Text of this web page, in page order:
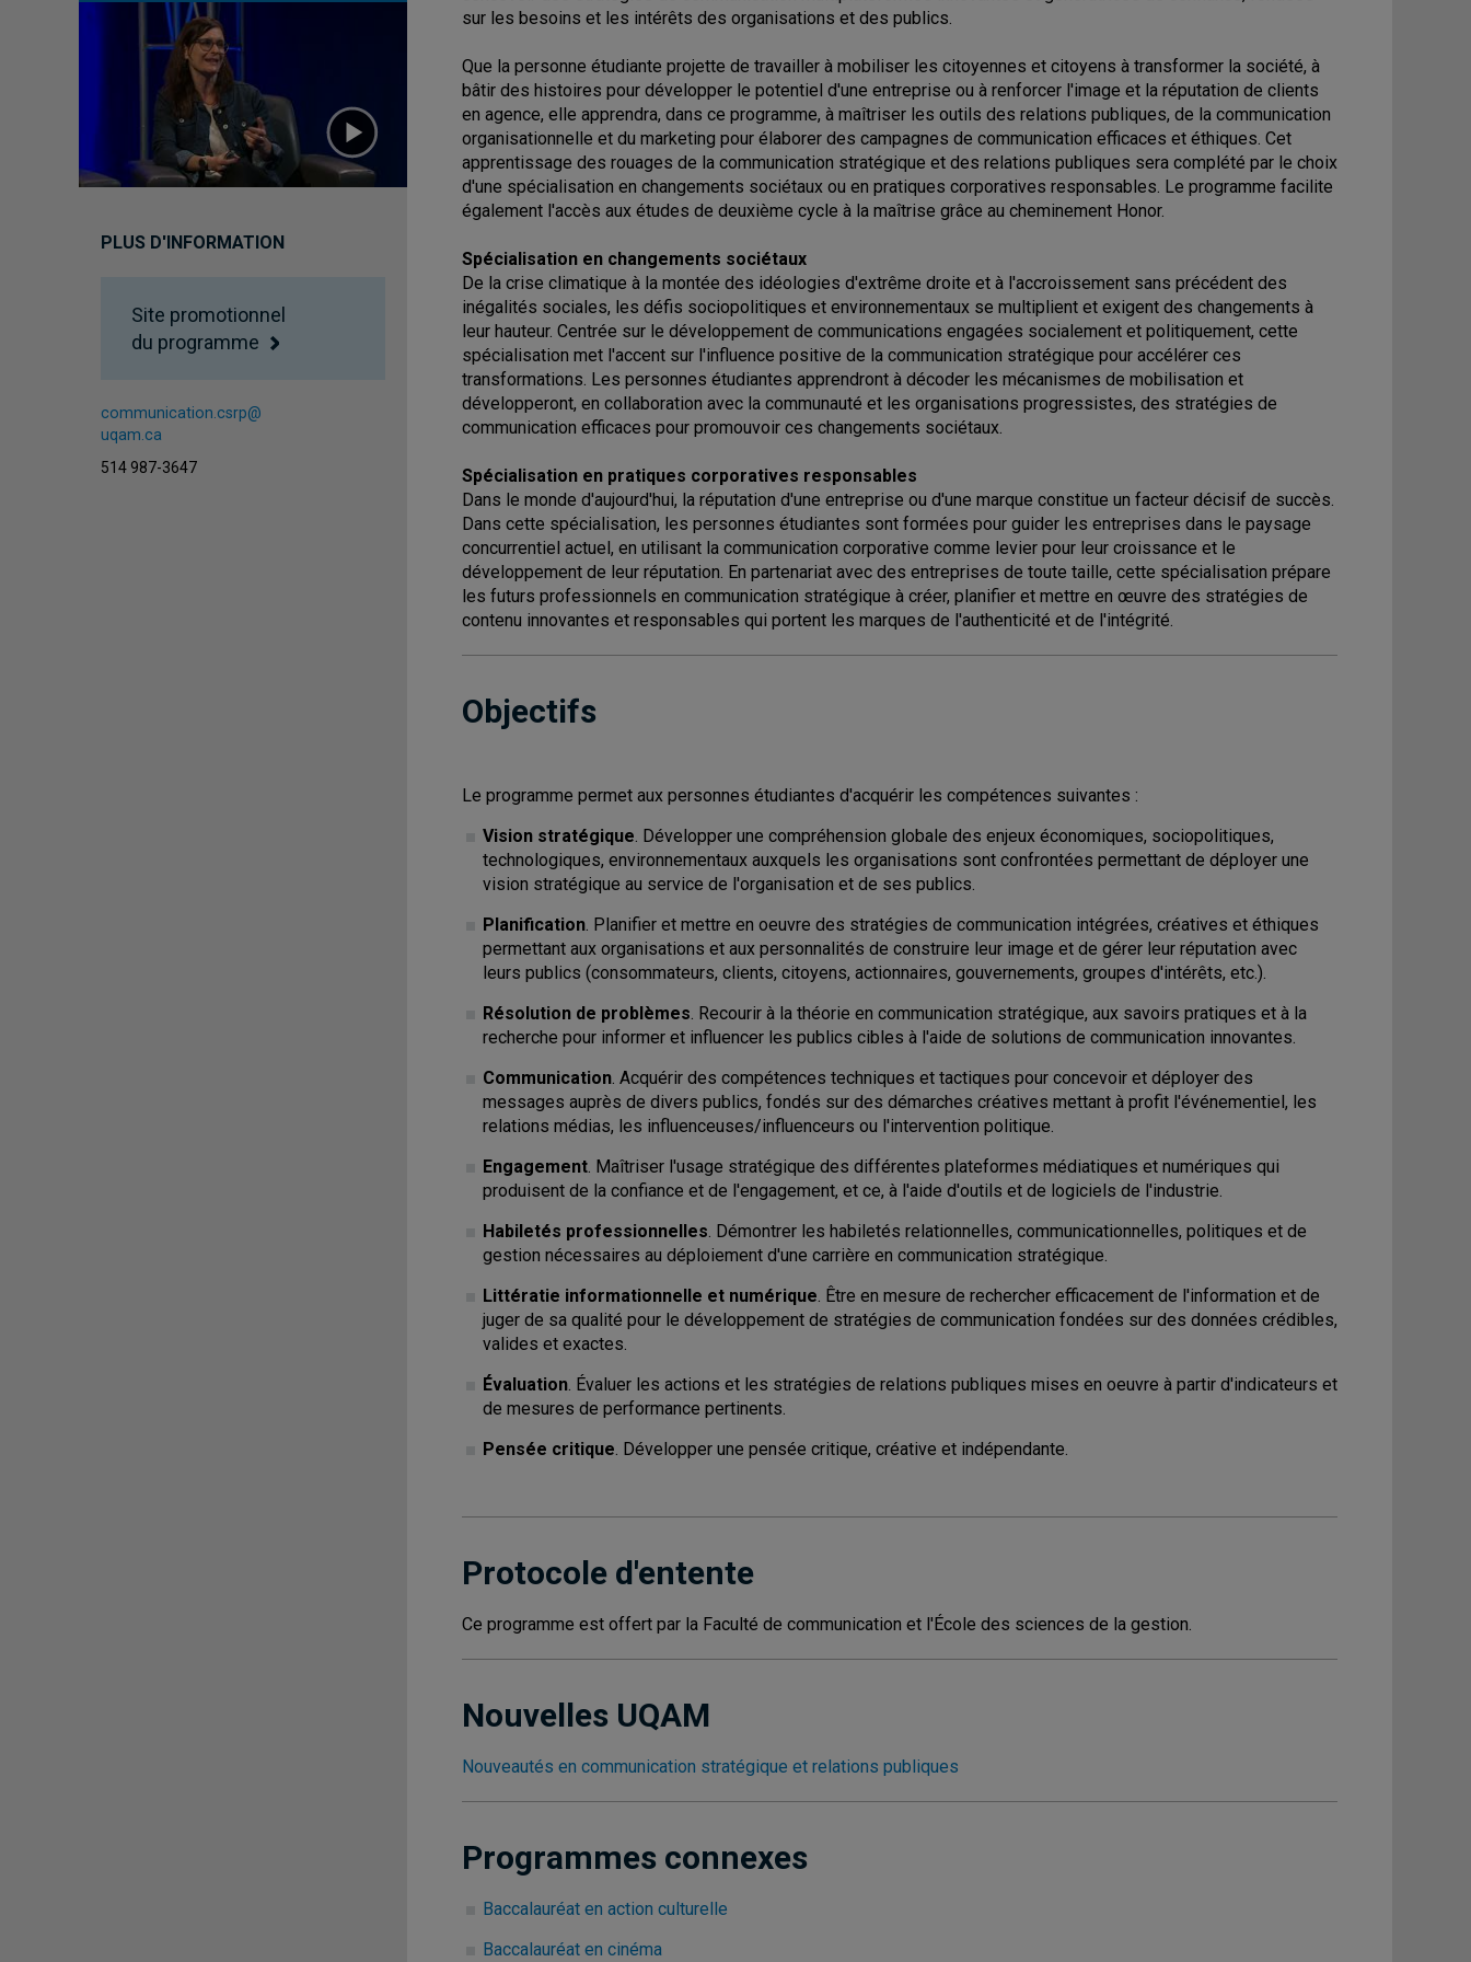
PLUS D'INFORMATION
Site promotionnel
du programme
communication.csrp@
uqam.ca
514 987-3647
sur les besoins et les intérêts des organisations et des publics.
Que la personne étudiante projette de travailler à mobiliser les citoyennes et citoyens à transformer la société, à
bâtir des histoires pour développer le potentiel d'une entreprise ou à renforcer l'image et la réputation de clients
en agence, elle apprendra, dans ce programme, à maîtriser les outils des relations publiques, de la communication
organisationnelle et du marketing pour élaborer des campagnes de communication efficaces et éthiques. Cet
apprentissage des rouages de la communication stratégique et des relations publiques sera complété par le choix
d'une spécialisation en changements sociétaux ou en pratiques corporatives responsables. Le programme facilite
également l'accès aux études de deuxième cycle à la maîtrise grâce au cheminement Honor.
Spécialisation en changements sociétaux
De la crise climatique à la montée des idéologies d'extrême droite et à l'accroissement sans précédent des
inégalités sociales, les défis sociopolitiques et environnementaux se multiplient et exigent des changements à
leur hauteur. Centrée sur le développement de communications engagées socialement et politiquement, cette
spécialisation met l'accent sur l'influence positive de la communication stratégique pour accélérer ces
transformations. Les personnes étudiantes apprendront à décoder les mécanismes de mobilisation et
développeront, en collaboration avec la communauté et les organisations progressistes, des stratégies de
communication efficaces pour promouvoir ces changements sociétaux.
Spécialisation en pratiques corporatives responsables
Dans le monde d'aujourd'hui, la réputation d'une entreprise ou d'une marque constitue un facteur décisif de succès.
Dans cette spécialisation, les personnes étudiantes sont formées pour guider les entreprises dans le paysage
concurrentiel actuel, en utilisant la communication corporative comme levier pour leur croissance et le
développement de leur réputation. En partenariat avec des entreprises de toute taille, cette spécialisation prépare
les futurs professionnels en communication stratégique à créer, planifier et mettre en œuvre des stratégies de
contenu innovantes et responsables qui portent les marques de l'authenticité et de l'intégrité.
Objectifs
Le programme permet aux personnes étudiantes d'acquérir les compétences suivantes :
Vision stratégique. Développer une compréhension globale des enjeux économiques, sociopolitiques,
technologiques, environnementaux auxquels les organisations sont confrontées permettant de déployer une
vision stratégique au service de l'organisation et de ses publics.
Planification. Planifier et mettre en oeuvre des stratégies de communication intégrées, créatives et éthiques
permettant aux organisations et aux personnalités de construire leur image et de gérer leur réputation avec
leurs publics (consommateurs, clients, citoyens, actionnaires, gouvernements, groupes d'intérêts, etc.).
Résolution de problèmes. Recourir à la théorie en communication stratégique, aux savoirs pratiques et à la
recherche pour informer et influencer les publics cibles à l'aide de solutions de communication innovantes.
Communication. Acquérir des compétences techniques et tactiques pour concevoir et déployer des
messages auprès de divers publics, fondés sur des démarches créatives mettant à profit l'événementiel, les
relations médias, les influenceuses/influenceurs ou l'intervention politique.
Engagement. Maîtriser l'usage stratégique des différentes plateformes médiatiques et numériques qui
produisent de la confiance et de l'engagement, et ce, à l'aide d'outils et de logiciels de l'industrie.
Habiletés professionnelles. Démontrer les habiletés relationnelles, communicationnelles, politiques et de
gestion nécessaires au déploiement d'une carrière en communication stratégique.
Littératie informationnelle et numérique. Être en mesure de rechercher efficacement de l'information et de
juger de sa qualité pour le développement de stratégies de communication fondées sur des données crédibles,
valides et exactes.
Évaluation. Évaluer les actions et les stratégies de relations publiques mises en oeuvre à partir d'indicateurs et
de mesures de performance pertinents.
Pensée critique. Développer une pensée critique, créative et indépendante.
Protocole d'entente
Ce programme est offert par la Faculté de communication et l'École des sciences de la gestion.
Nouvelles UQAM
Nouveautés en communication stratégique et relations publiques
Programmes connexes
Baccalauréat en action culturelle
Baccalauréat en cinéma